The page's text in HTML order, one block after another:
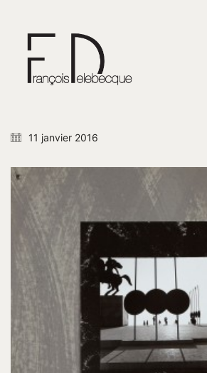
11 janvier 2016